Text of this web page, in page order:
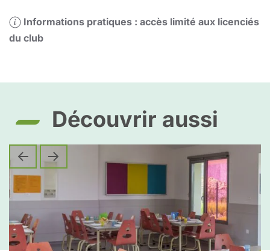
Informations pratiques : accès limité aux licenciés
du club
Découvrir aussi